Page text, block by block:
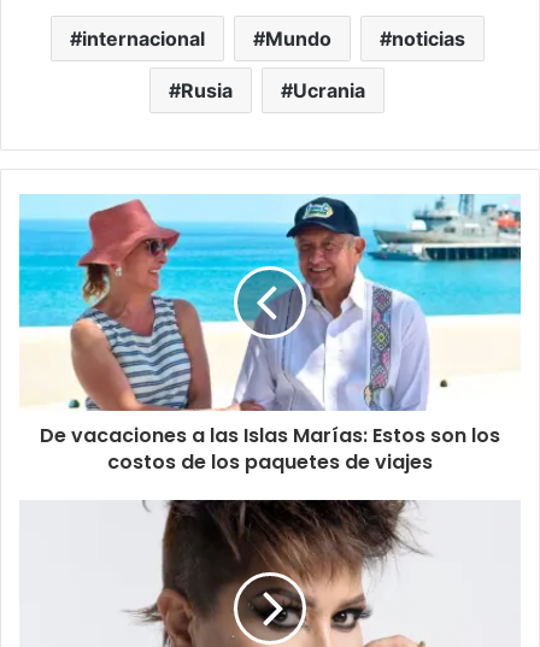
internacional Mundo noticias
Rusia Ucrania
De vacaciones a las Islas Marías: Estos son los
costos de los paquetes de viajes